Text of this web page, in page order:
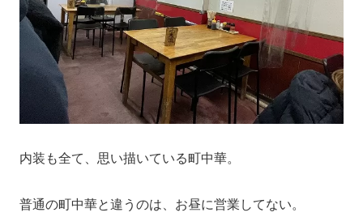
内装も全て、思い描いている町中華。
普通の町中華と違うのは、お昼に営業してない。